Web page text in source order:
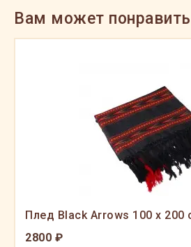
Вам может
Плед Black Arrows 100 x 200
2800 ₽